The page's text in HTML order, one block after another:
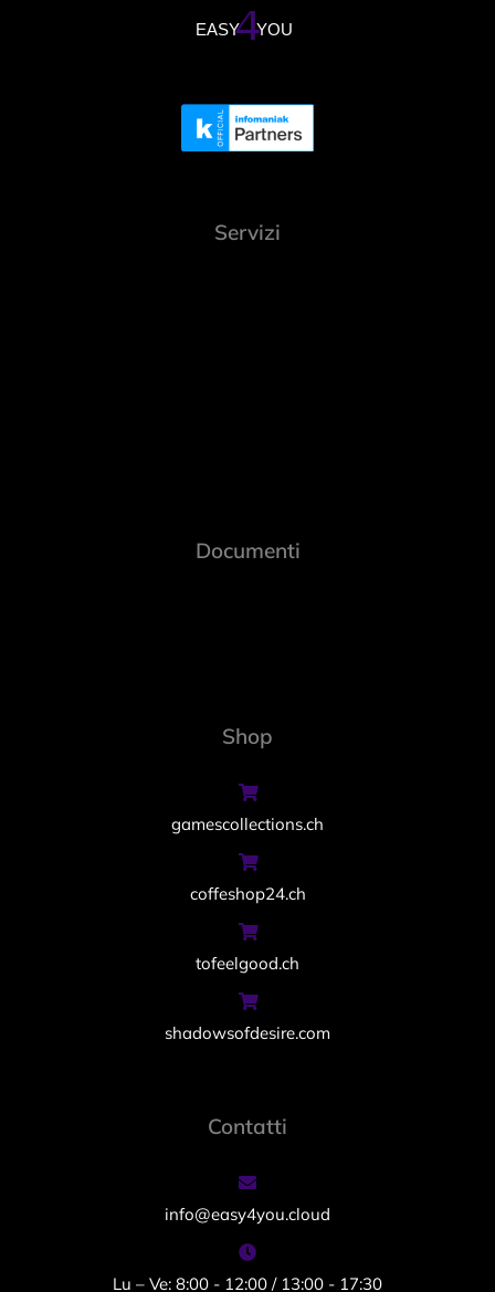
Servizi
Documenti
Shop
gamescollections.ch
coffeshop24.ch
tofeelgood.ch
shadowsofdesire.com
Contatti
info@easy4you.cloud
Lu – Ve: 8:00 - 12:00 / 13:00 - 17:30